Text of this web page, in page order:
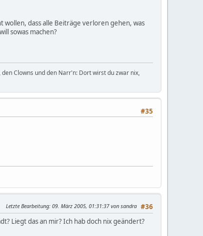
wollen, dass alle Beiträge verloren gehen, was
sowas machen?
Clowns und den Narr'n: Dort wirst du zwar nix,
#35
#36
Letzte Bearbeitung: 09. März 2005, 01:31:37 von sandra
Liegt das an mir? Ich hab doch nix geändert?